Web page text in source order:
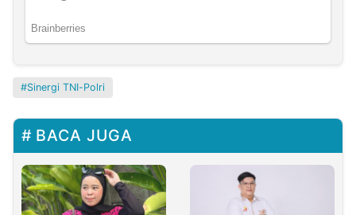
Sinergi TNI-Polri
BACA JUGA